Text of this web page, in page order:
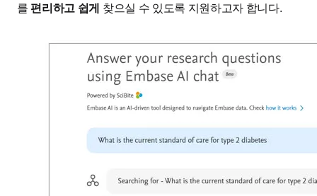
를 편리하고 쉽게 찾으실 수 있도록 지원하고자 합니다.